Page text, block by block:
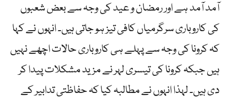
آمد آمد ہے اور رمضان و عید کی وجہ سے بعض شعبوں
کی کاروباری سرگرمیاں کافی تیز ہو جاتی ہیں۔ انہوں نے کہا
کہ کرونا کی وجہ سے پہلے ہی کاروباری حالات اچھے نہیں
ہیں جبکہ کرونا کی تیسری لہر نے مزید مشکلات پیدا کر
دی ہیں۔ لہذا انہوں نے مطالبہ کیا کہ حفاظتی تدابیر کے